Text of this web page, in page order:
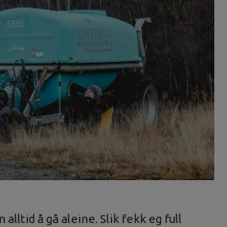
alltid å gå aleine. Slik fekk eg full